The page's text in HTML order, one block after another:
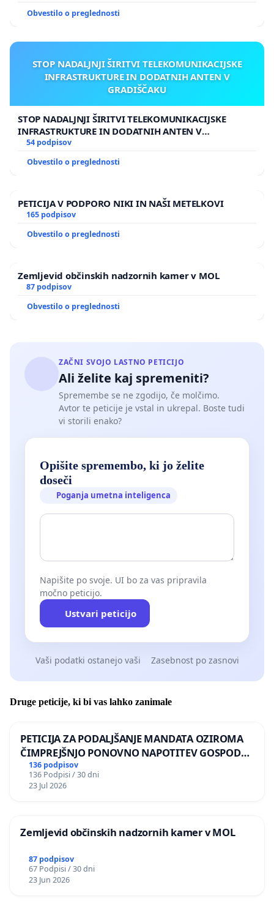
Obvestilo o preglednosti
STOP NADALJNJI ŠIRITVI TELEKOMUNIKACIJSKE
INFRASTRUKTURE IN DODATNIH ANTEN V
GRADIŠČAKU
STOP NADALJNJI ŠIRITVI TELEKOMUNIKACIJSKE
INFRASTRUKTURE IN DODATNIH ANTEN V
GRADIŠČAKU
54 podpisov
Obvestilo o preglednosti
PETICIJA V PODPORO NIKI IN NAŠI METELKOVI
165 podpisov
Obvestilo o preglednosti
Zemljevid občinskih nadzornih kamer v MOL
87 podpisov
Obvestilo o preglednosti
ZAČNI SVOJO LASTNO PETICIJO
Ali želite kaj spremeniti?
Spremembe se ne zgodijo, če molčimo.
Avtor te peticije je vstal in ukrepal. Boste tudi
vi storili enako?
Opišite spremembo, ki jo želite
doseči
Poganja umetna inteligenca
Napišite po svoje. UI bo za vas pripravila
močno peticijo.
Ustvari peticijo
Vaši podatki ostanejo vaši Zasebnost po zasnovi
Druge peticije, ki bi vas lahko zanimale
PETICIJA ZA PODALJŠANJE MANDATA OZIROMA
ČIMPREJŠNJO PONOVNO NAPOTITEV GOSPODA
BERNARDA ŠRAJNERJA NA VELEPOSLANIŠTVO
REPUBLIKE SLOVENIJE V MOSKVI
136 podpisov
136 Podpisi / 30 dni
23 Jul 2026
Zemljevid občinskih nadzornih kamer v MOL
87 podpisov
67 Podpisi / 30 dni
23 Jun 2026